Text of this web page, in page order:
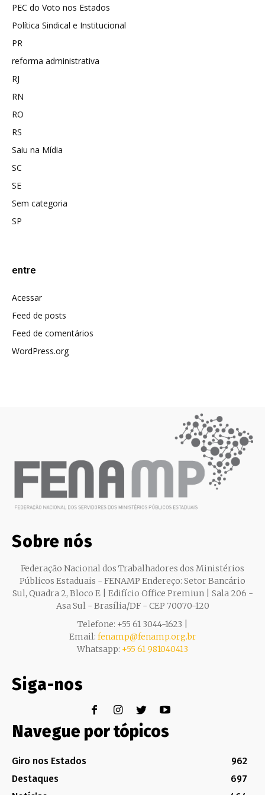
PEC do Voto nos Estados
Política Sindical e Institucional
PR
reforma administrativa
RJ
RN
RO
RS
Saiu na Mídia
SC
SE
Sem categoria
SP
entre
Acessar
Feed de posts
Feed de comentários
WordPress.org
Sobre nós
Federação Nacional dos Trabalhadores dos Ministérios
Públicos Estaduais - FENAMP Endereço: Setor Bancário
Sul, Quadra 2, Bloco E | Edifício Office Premiun | Sala 206 -
Asa Sul - Brasília/DF - CEP 70070-120
Telefone: +55 61 3044-1623 |
Email: fenamp@fenamp.org.br
Whatsapp: +55 61 981040413
Siga-nos
Navegue por tópicos
Giro nos Estados
962
Destaques
697